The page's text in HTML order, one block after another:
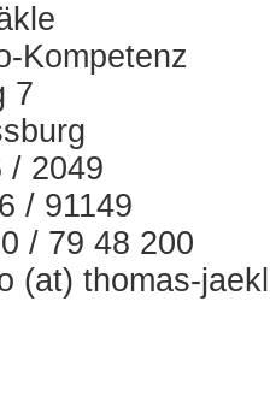
Kompetenz
7
/ 2049
/ 91149
/ 79 48 200
(at) thomas-